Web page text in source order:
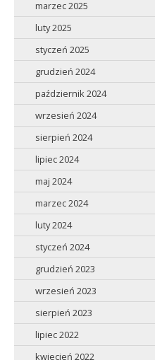
marzec 2025
luty 2025
styczeń 2025
grudzień 2024
październik 2024
wrzesień 2024
sierpień 2024
lipiec 2024
maj 2024
marzec 2024
luty 2024
styczeń 2024
grudzień 2023
wrzesień 2023
sierpień 2023
lipiec 2022
kwiecień 2022